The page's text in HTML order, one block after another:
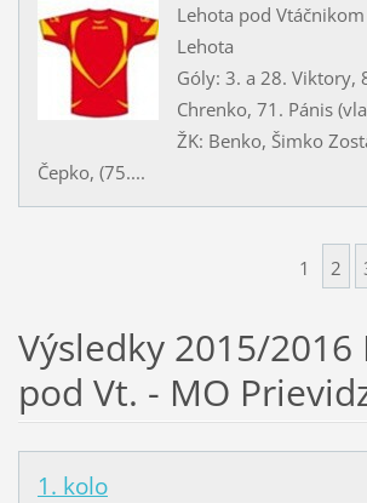
Lehota pod
Lehota 6 :
Góly: 3. a 28. Viktory,
Chrenko, 71. Pánis
ŽK: Benko, Šimko
Čepko, (75....
1 2
Výsledky 2015/2016
pod Vt. - MO
1. kolo